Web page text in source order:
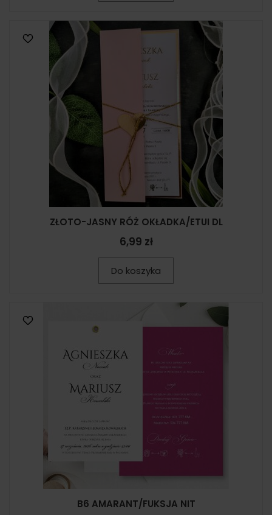
ZŁOTO-JASNY RÓŻ OKŁADKA/ETUI DL
6,99 zł
Do koszyka
B6 AMARANT/FUKSJA NIT